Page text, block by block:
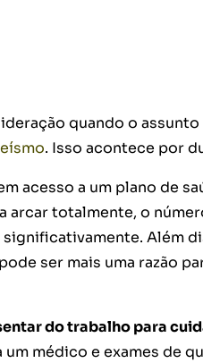
quando o assunto
. Isso acontece por
acesso a um plano de
arcar totalmente, o
Além
ser mais uma razão
do trabalho para
médico e exames de